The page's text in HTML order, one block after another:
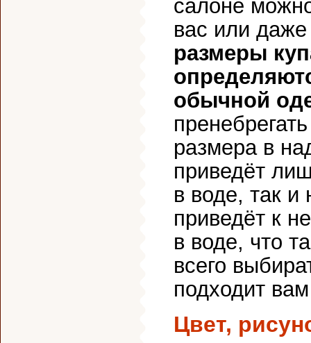
салоне
вас или
размеры
обычной
размера в
приведёт
в воде, так
приведёт к
в воде, что
всего
подходит
Цвет,